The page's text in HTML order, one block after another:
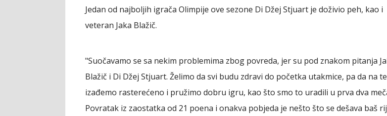
Jedan od najboljih igrača Olimpije ove sezone Di Džej Stjuart je doživio peh, kao i
veteran Jaka Blažič.
"Suočavamo se sa nekim problemima zbog povreda, jer su pod znakom pitanja
Blažič i Di Džej Stjuart. Želimo da svi budu zdravi do početka utakmice, pa da na
izađemo rasterećeno i pružimo dobru igru, kao što smo to uradili u prva dva
Povratak iz zaostatka od 21 poena i onakva pobjeda je nešto što se dešava baš